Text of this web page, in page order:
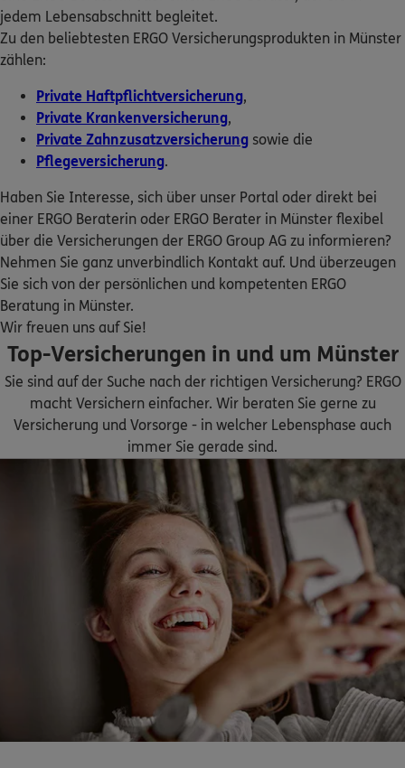
Falkenhorst 13 48155 Münster (4.3 km)
Homepage besuchen
Falkenhorst 13,48155 Münster
Homepage besuchen
Jahangir Sanaie
Falkenhorst 13 ,48155 Münster(4.3 km)
Homepage besuchen
ERGO
Tobias Sautmann
Falkenhorst 13 Münster
Homepage besuchen
Glenn Barnhofer
Dorffeld 114 48308 Senden
(14.0 km)
Homepage besuchen
ERGO
Oliver Wunder
Blaufärberstr. 32 48268 Greven
(14.3 km)
Homepage besuchen
DKV
Frank-Peter Fricke
Gartenstr. 16 ,48308 Senden
(14.6 km)
Homepage besuchen
5 DKV
Stephan Kalthoff
Alte Münsterstraße 20 48268 Greven (14.6 km)
Homepage besuchen
jedem Lebensabschnitt begleitet.
Zu den beliebtesten ERGO Versicherungsprodukten in Münster
zählen:
Private Haftpflichtversicherung,
Private Krankenversicherung,
Private Zahnzusatzversicherung sowie die
Pflegeversicherung.
Haben Sie Interesse, sich über unser Portal oder direkt bei
einer ERGO Beraterin oder ERGO Berater in Münster flexibel
über die Versicherungen der ERGO Group AG zu informieren?
Nehmen Sie ganz unverbindlich Kontakt auf. Und überzeugen
Sie sich von der persönlichen und kompetenten ERGO
Beratung in Münster.
Wir freuen uns auf Sie!
Top-Versicherungen in und um Münster
Sie sind auf der Suche nach der richtigen Versicherung? ERGO
macht Versichern einfacher. Wir beraten Sie gerne zu
Versicherung und Vorsorge - in welcher Lebensphase auch
immer Sie gerade sind.